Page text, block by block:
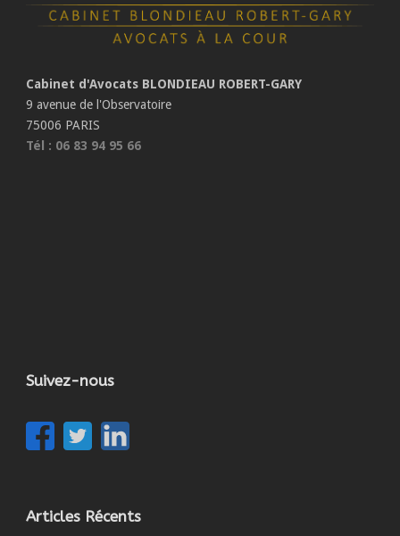
Cabinet d'Avocats BLONDIEAU ROBERT-GARY
9 avenue de l'Observatoire
75006 PARIS
Tél : 06 83 94 95 66
Suivez-nous
Articles Récents